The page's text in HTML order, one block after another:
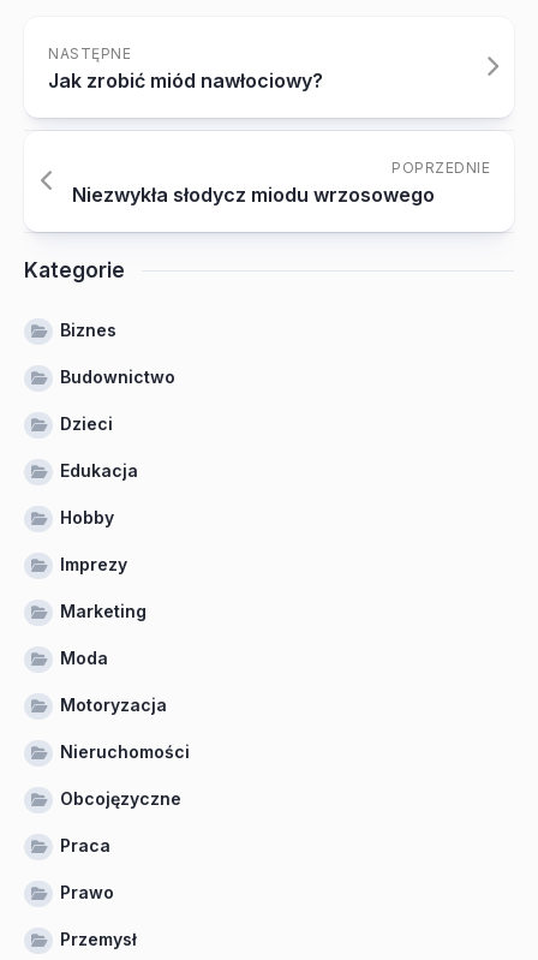
NASTĘPNE
Jak zrobić miód nawłociowy?
POPRZEDNIE
Niezwykła słodycz miodu wrzosowego
Kategorie
Biznes
Budownictwo
Dzieci
Edukacja
Hobby
Imprezy
Marketing
Moda
Motoryzacja
Nieruchomości
Obcojęzyczne
Praca
Prawo
Przemysł